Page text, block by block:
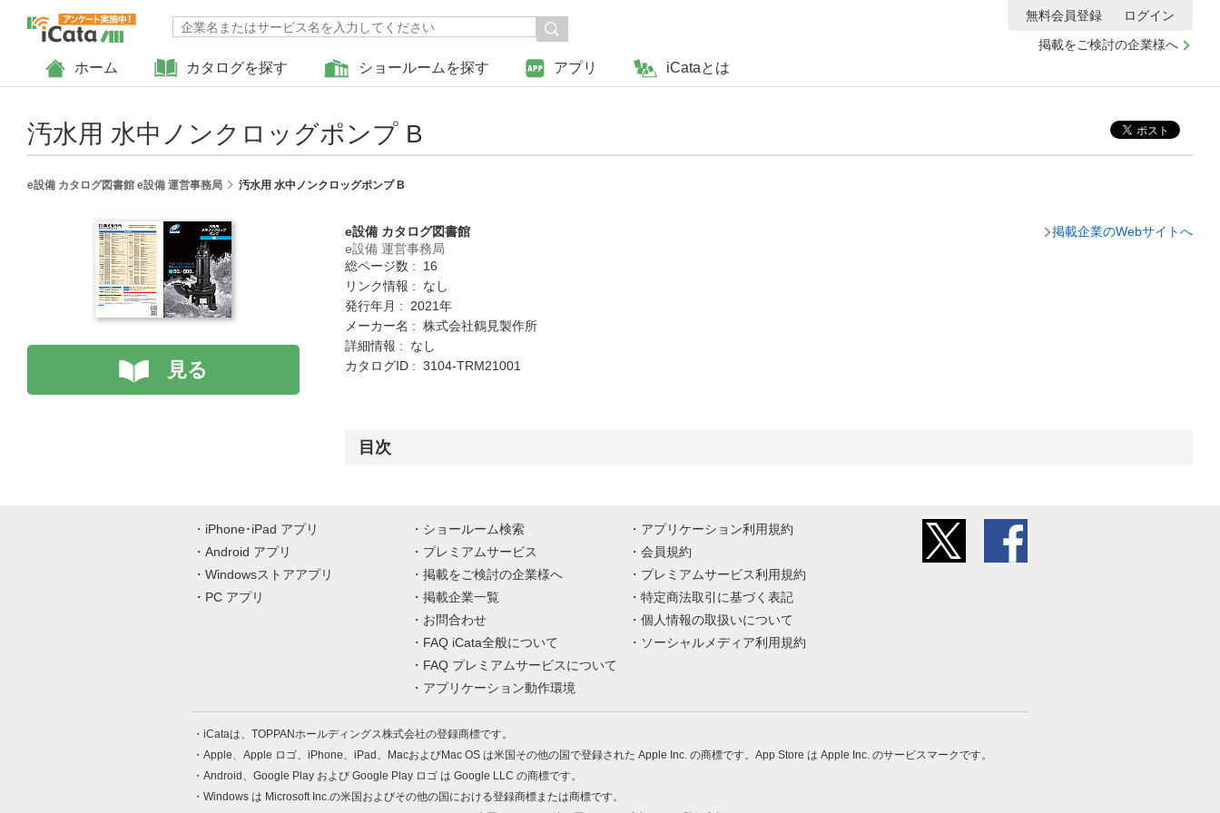
ホーム カタログを探す ショールームを探す アプリ iCataとは
掲載をご検討の企業様へ
無料会員登録 ログイン
汚水用 水中ノンクロッグポンプ B
e設備 カタログ図書館 e設備 運営事務局 汚水用 水中ノンクロッグポンプ B
見る
e設備 カタログ図書館
e設備 運営事務局
総ページ数 : 16
リンク情報 : なし
発行年月 : 2021年
メーカー名 : 株式会社鶴見製作所
詳細情報 : なし
カタログID : 3104-TRM21001
掲載企業のWebサイトへ
目次
iPhone･iPad アプリ
Android アプリ
Windowsストアアプリ
PC アプリ
ショールーム検索
プレミアムサービス
掲載をご検討の企業様へ
掲載企業一覧
お問合わせ
FAQ iCata全般について
FAQ プレミアムサービスについて
アプリケーション動作環境
アプリケーション利用規約
会員規約
プレミアムサービス利用規約
特定商法取引に基づく表記
個人情報の取扱いについて
ソーシャルメディア利用規約
iCataは、TOPPANホールディングス株式会社の登録商標です。
Apple、Apple ロゴ、iPhone、iPad、MacおよびMac OS は米国その他の国で登録された Apple Inc. の商標です。App Store は Apple Inc. のサービスマークです。
Android、Google Play および Google Play ロゴ は Google LLC の商標です。
Windows は Microsoft Inc.の米国およびその他の国における登録商標または商標です。